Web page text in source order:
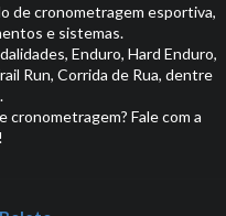
de cronometragem esportiva,
e sistemas.
Enduro, Hard Enduro,
Run, Corrida de Rua, dentre
Fale com a